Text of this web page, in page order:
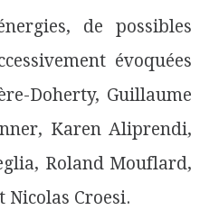
de possibles
évoquées
Doherty, Guillaume
Karen Aliprendi,
Roland Mouflard,
Nicolas Croesi.